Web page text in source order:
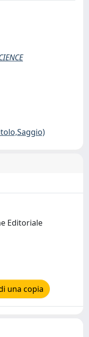
Editoriale
una copia